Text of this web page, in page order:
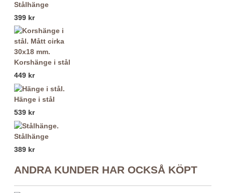
Stålhänge
399 kr
Korshänge i stål
449 kr
Hänge i stål
539 kr
Stålhänge
389 kr
ANDRA KUNDER HAR OCKSÅ KÖPT